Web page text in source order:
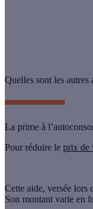
Quelles sont les
La prime à
Pour réduire le prix de
Cette aide, versée lors
Son montant varie en